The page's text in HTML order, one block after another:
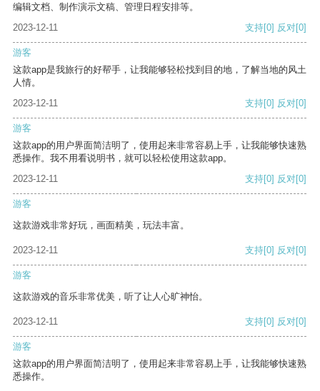
编辑文档、制作演示文稿、管理日程安排等。
2023-12-11
支持[0] 反对[0]
游客
这款app是我旅行的好帮手，让我能够轻松找到目的地，了解当地的风土
人情。
2023-12-11
支持[0] 反对[0]
游客
这款app的用户界面简洁明了，使用起来非常容易上手，让我能够快速熟
悉操作。我不用看说明书，就可以轻松使用这款app。
2023-12-11
支持[0] 反对[0]
游客
这款游戏非常好玩，画面精美，玩法丰富。
2023-12-11 支持[0] 反对[0]
游客
这款游戏的音乐非常优美，听了让人心旷神怡。
2023-12-11 支持[0] 反对[0]
游客
这款app的用户界面简洁明了，使用起来非常容易上手，让我能够快速熟
悉操作。